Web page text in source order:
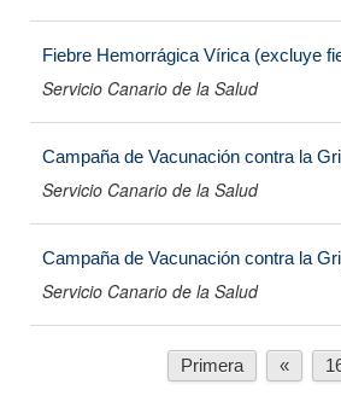
Fiebre Hemorrágica Vírica (excluye
Servicio Canario de la Salud
Campaña de Vacunación contra la
Servicio Canario de la Salud
Campaña de Vacunación contra la
Servicio Canario de la Salud
Primera «